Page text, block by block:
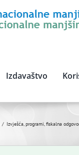
Izdavaštvo
Izvješća, programi, fiskalna